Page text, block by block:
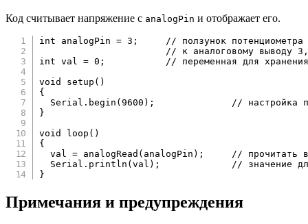
Код считывает напряжение с analogPin и отображает его.
int analogPin = 3 ;
// ползунок
// к аналоговому выводу
int val = 0 ;
// переменная для
void
setup ( )
{
  Serial
. begin (9600 ) ;
// настройка
}
void
loop ( )
{
  val
= analogRead ( analogPin ) ;
// прочитать
  Serial
. println (val ) ;
// значение
}
Примечания и предупреждения